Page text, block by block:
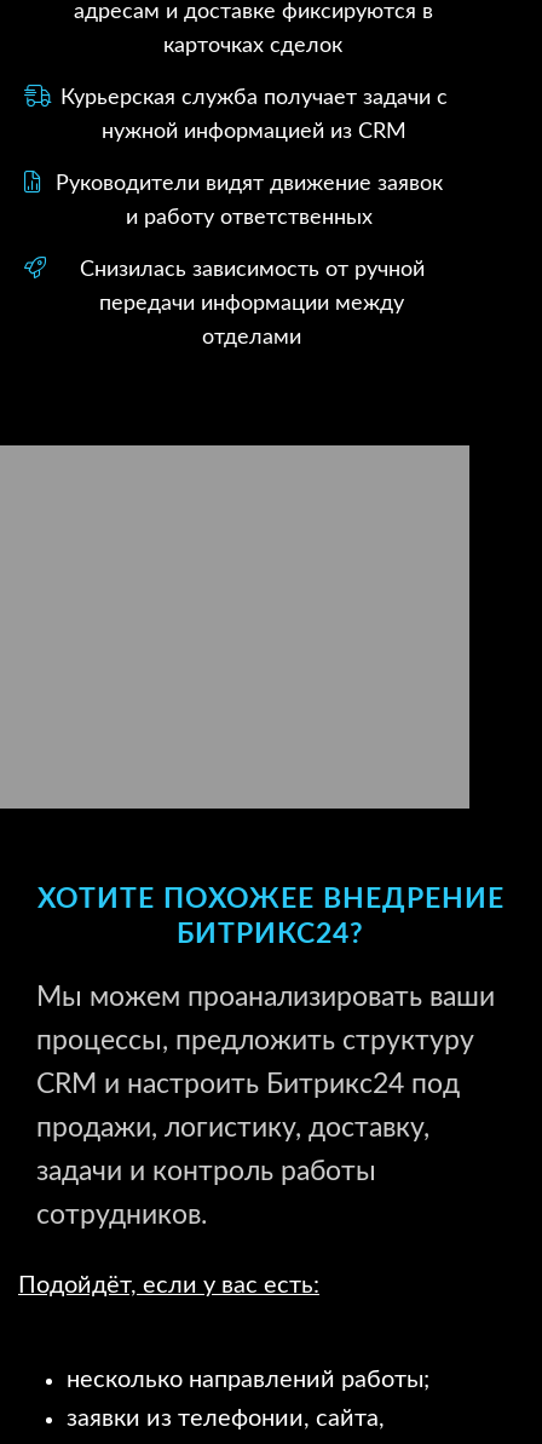
адресам и доставке фиксируются в
карточках сделок
Курьерская служба получает задачи с
нужной информацией из CRM
Руководители видят движение заявок
и работу ответственных
Снизилась зависимость от ручной
передачи информации между
отделами
ХОТИТЕ ПОХОЖЕЕ ВНЕДРЕНИЕ
БИТРИКС24?
Мы можем проанализировать ваши
процессы, предложить структуру
CRM и настроить Битрикс24 под
продажи, логистику, доставку,
задачи и контроль работы
сотрудников.
Подойдёт, если у вас есть:
несколько направлений работы;
заявки из телефонии, сайта,